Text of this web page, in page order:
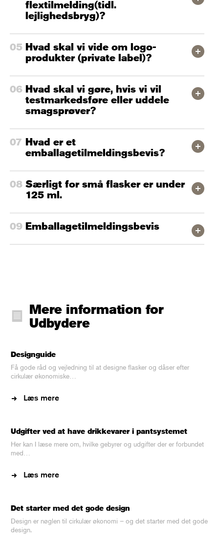
flextilmelding(tidl.
lejlighedsbryg)?
Hvad skal vi vide om logo-
produkter (private label)?
Hvad skal vi gøre, hvis vi vil
testmarkedsføre eller uddele
smagsprøver?
Hvad er et
emballagetilmeldingsbevis?
Særligt for små flasker er under
125 ml.
Emballagetilmeldingsbevis
Mere information for
Udbydere
Designguide
Få gode råd og vejledning til at designe flasker og dåser efter
cirkulær økonomiske…
Læs mere
Udgifter ved at have drikkevarer i pantsystemet
Her kan I læse mere om, hvilke gebyrer og udgifter der er forbundet
med…
Læs mere
Det starter med det gode design
Design er nøglen til cirkulær økonomi – og det starter med det gode
design.